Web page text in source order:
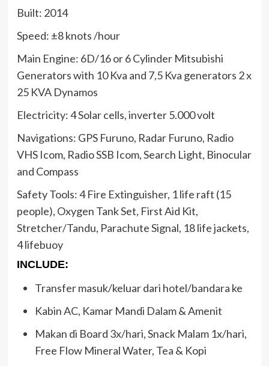
Built: 2014
Speed: ±8 knots /hour
Main Engine: 6D/16 or 6 Cylinder Mitsubishi
Generators with 10 Kva and 7,5 Kva generators 2 x
25 KVA Dynamos
Electricity: 4 Solar cells, inverter 5.000 volt
Navigations: GPS Furuno, Radar Furuno, Radio
VHS Icom, Radio SSB Icom, Search Light, Binocular
and Compass
Safety Tools: 4 Fire Extinguisher, 1 life raft (15
people), Oxygen Tank Set, First Aid Kit,
Stretcher/Tandu, Parachute Signal, 18 life jackets,
4 lifebuoy
INCLUDE:
Transfer masuk/keluar dari hotel/bandara ke
Kabin AC, Kamar Mandi Dalam & Amenit
Makan di Board 3x/hari, Snack Malam 1x/hari,
Free Flow Mineral Water, Tea & Kopi